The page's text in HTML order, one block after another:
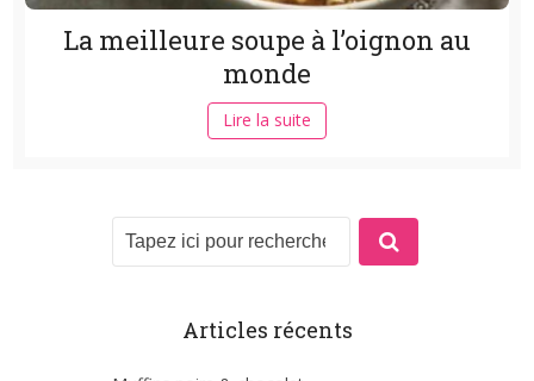
La meilleure soupe à l’oignon au
monde
Lire la suite
Articles récents